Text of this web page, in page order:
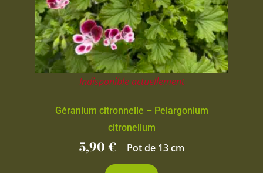
Indisponible actuellement
Géranium citronnelle – Pelargonium
citronellum
5,90€ - Pot de 13 cm